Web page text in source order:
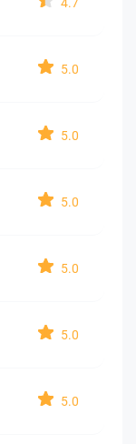
5.0
5.0
5.0
5.0
5.0
5.0